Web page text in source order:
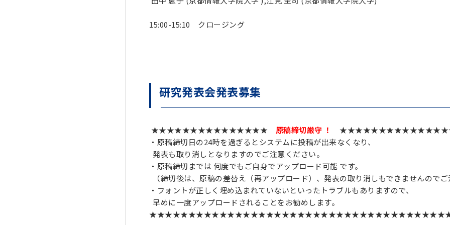
15:00-15:10 クロージング
研究発表会発表募集
★★★★★★★★★★★★★★★ 原稿締切厳守 ！
・原稿締切日の24時を過ぎるとシステムに投稿が出来なくなり、
発表も取り消しとなりますのでご注意ください。
・原稿締切までは 何度でもご自身でアップロード可能 です。
（締切後は、原稿の差替え（再アップロード）、発表の取り消しもできませんのでご
・フォントが正しく埋め込まれていないといったトラブルもありますので、
早めに一度アップロードされることをお勧めします。